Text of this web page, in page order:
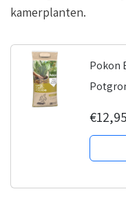
kamerplanten.
Pokon
€12,95